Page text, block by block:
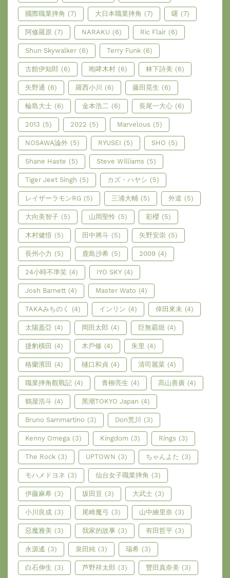
國際職業摔角 (7) 大日本職業摔角 (7) 曙 (7)
阿修羅原 (7) NARAKU (6) Ric Flair (6)
Shun Skywalker (6) Terry Funk (6)
古館伊知郎 (6) 咆哮木村 (6) 林下詩美 (6)
矢野通 (6) 羅西小川 (6) 藤田晃生 (6)
輪島大士 (6) 金本浩二 (6) 長尾一大心 (6)
2013 (5) 2022 (5) Marvelous (5)
NOSAWA論外 (5) RYUSEI (5) SHO (5)
Shane Haste (5) Steve Williams (5)
Tiger Jeet Singh (5) カズ・ハヤシ (5)
レイザーラモンRG (5) 三浦大輔 (5) 外道 (5)
大向美智子 (5) 山岡聖怜 (5) 彩櫻 (5)
木村健悟 (5) 田中將斗 (5) 矢野安崇 (5)
長州小力 (5) 鹿島沙希 (5) 2009 (4)
24小時不準笑 (4) IYO SKY (4)
Josh Barnett (4) Master Wato (4)
TAKAみちのく (4) インリン (4) 倖田來未 (4)
太陽蓋亞 (4) 岡田太郎 (4) 巨無霸堀 (4)
捷豹橫田 (4) 木戶修 (4) 朱里 (4)
格蘭濱田 (4) 樋口和貞 (4) 清司麗菜 (4)
職業摔角觀戰記 (4) 青柳亮生 (4) 髙山善廣 (4)
鶴屋浩斗 (4) 黑潮TOKYO Japan (4)
Bruno Sammartino (3) Don荒川 (3)
Kenny Omega (3) Kingdom (3) Rings (3)
The Rock (3) UPTOWN (3) ちゃんよた (3)
モハメドヨネ (3) 仙台女子職業摔角 (3)
伊藤麻希 (3) 坂田亘 (3) 大武士 (3)
小川良成 (3) 尾崎魔弓 (3) 山中繪里奈 (3)
惡魔雅美 (3) 我家的故事 (3) 有田哲平 (3)
永源遙 (3) 泉田純 (3) 瑞希 (3)
白石伸生 (3) 芦野祥太郎 (3) 豐田真奈美 (3)